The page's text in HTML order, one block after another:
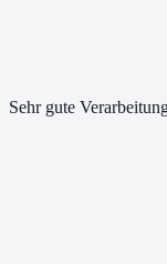
Sehr gute